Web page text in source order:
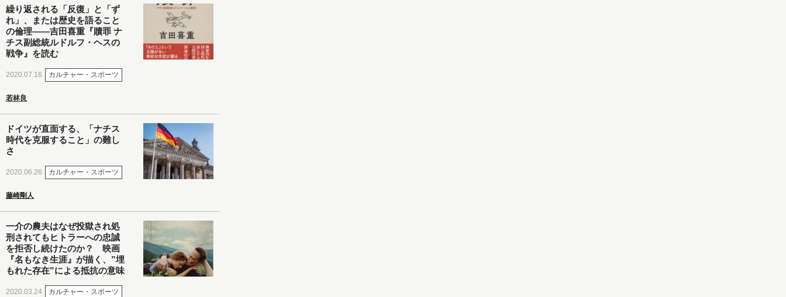
繰り返される「反復」と「ず
れ」、または歴史を語ること
の倫理――吉田喜重『贖罪 ナ
チス副総統ルドルフ・ヘスの
戦争』を読む
2020.07.16 カルチャー・スポーツ
若林良
ドイツが直面する、「ナチス
時代を克服すること」の難し
さ
2020.06.26 カルチャー・スポーツ
藤崎剛人
一介の農夫はなぜ投獄され処
刑されてもヒトラーへの忠誠
を拒否し続けたのか？ 映画
『名もなき生涯』が描く、”埋
もれた存在”による抵抗の意味
2020.03.24 カルチャー・スポーツ